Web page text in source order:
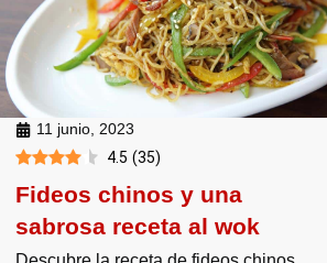
11 junio, 2023
4.5 (35)
Fideos chinos y una
sabrosa receta al wok